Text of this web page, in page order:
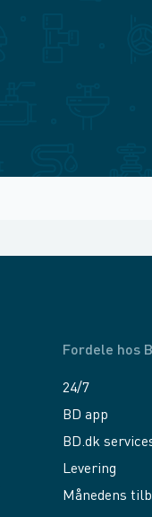
Fordele hos
24/7
BD app
BD.dk
Levering
Månedens